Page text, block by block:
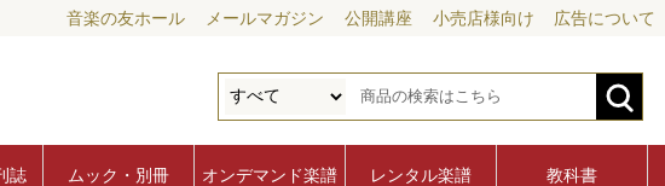
音楽の友ホール メールマガジン 公開講座 小売店様向け 広告について
誌 ムック・別冊 オンデマンド楽譜 レンタル楽譜 教科書